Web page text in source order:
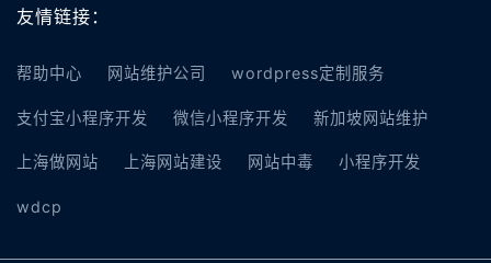
友情链接：
帮助中心 网站维护公司 wordpress定制服务
支付宝小程序开发 微信小程序开发 新加坡网站维护
上海做网站 上海网站建设 网站中毒 小程序开发
wdcp